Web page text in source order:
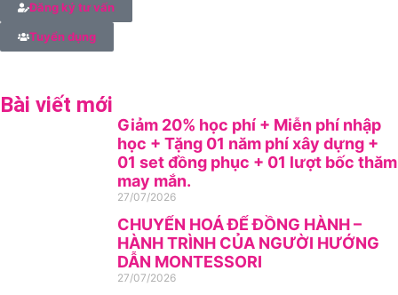
Đăng ký tư vấn
Tuyển dụng
Bài viết mới
Giảm 20% học phí + Miễn phí nhập
học + Tặng 01 năm phí xây dựng +
01 set đồng phục + 01 lượt bốc thăm
may mắn.
27/07/2026
CHUYỂN HOÁ ĐỂ ĐỒNG HÀNH –
HÀNH TRÌNH CỦA NGƯỜI HƯỚNG
DẪN MONTESSORI
27/07/2026